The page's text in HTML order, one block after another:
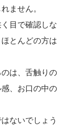
ません。
目で確認しな
とんどの方は
は、舌触りの
、お口の中の
ないでしょう